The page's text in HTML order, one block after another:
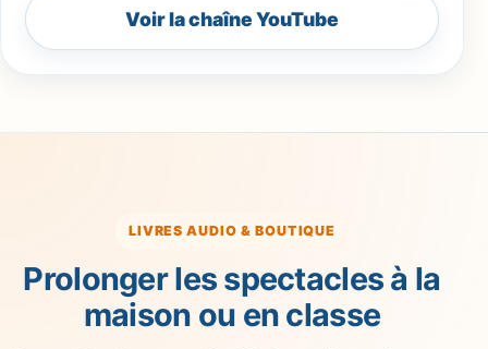
Voir la chaîne YouTube
LIVRES AUDIO & BOUTIQUE
Prolonger les spectacles à la
maison ou en classe